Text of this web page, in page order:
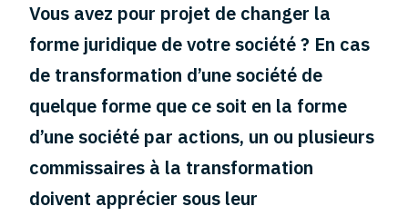
Vous avez pour projet de changer la
forme juridique de votre société ? En cas
de transformation d’une société de
quelque forme que ce soit en la forme
d’une société par actions, un ou plusieurs
commissaires à la transformation
doivent apprécier sous leur